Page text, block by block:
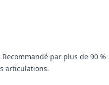
par plus de 90 %
articulations.